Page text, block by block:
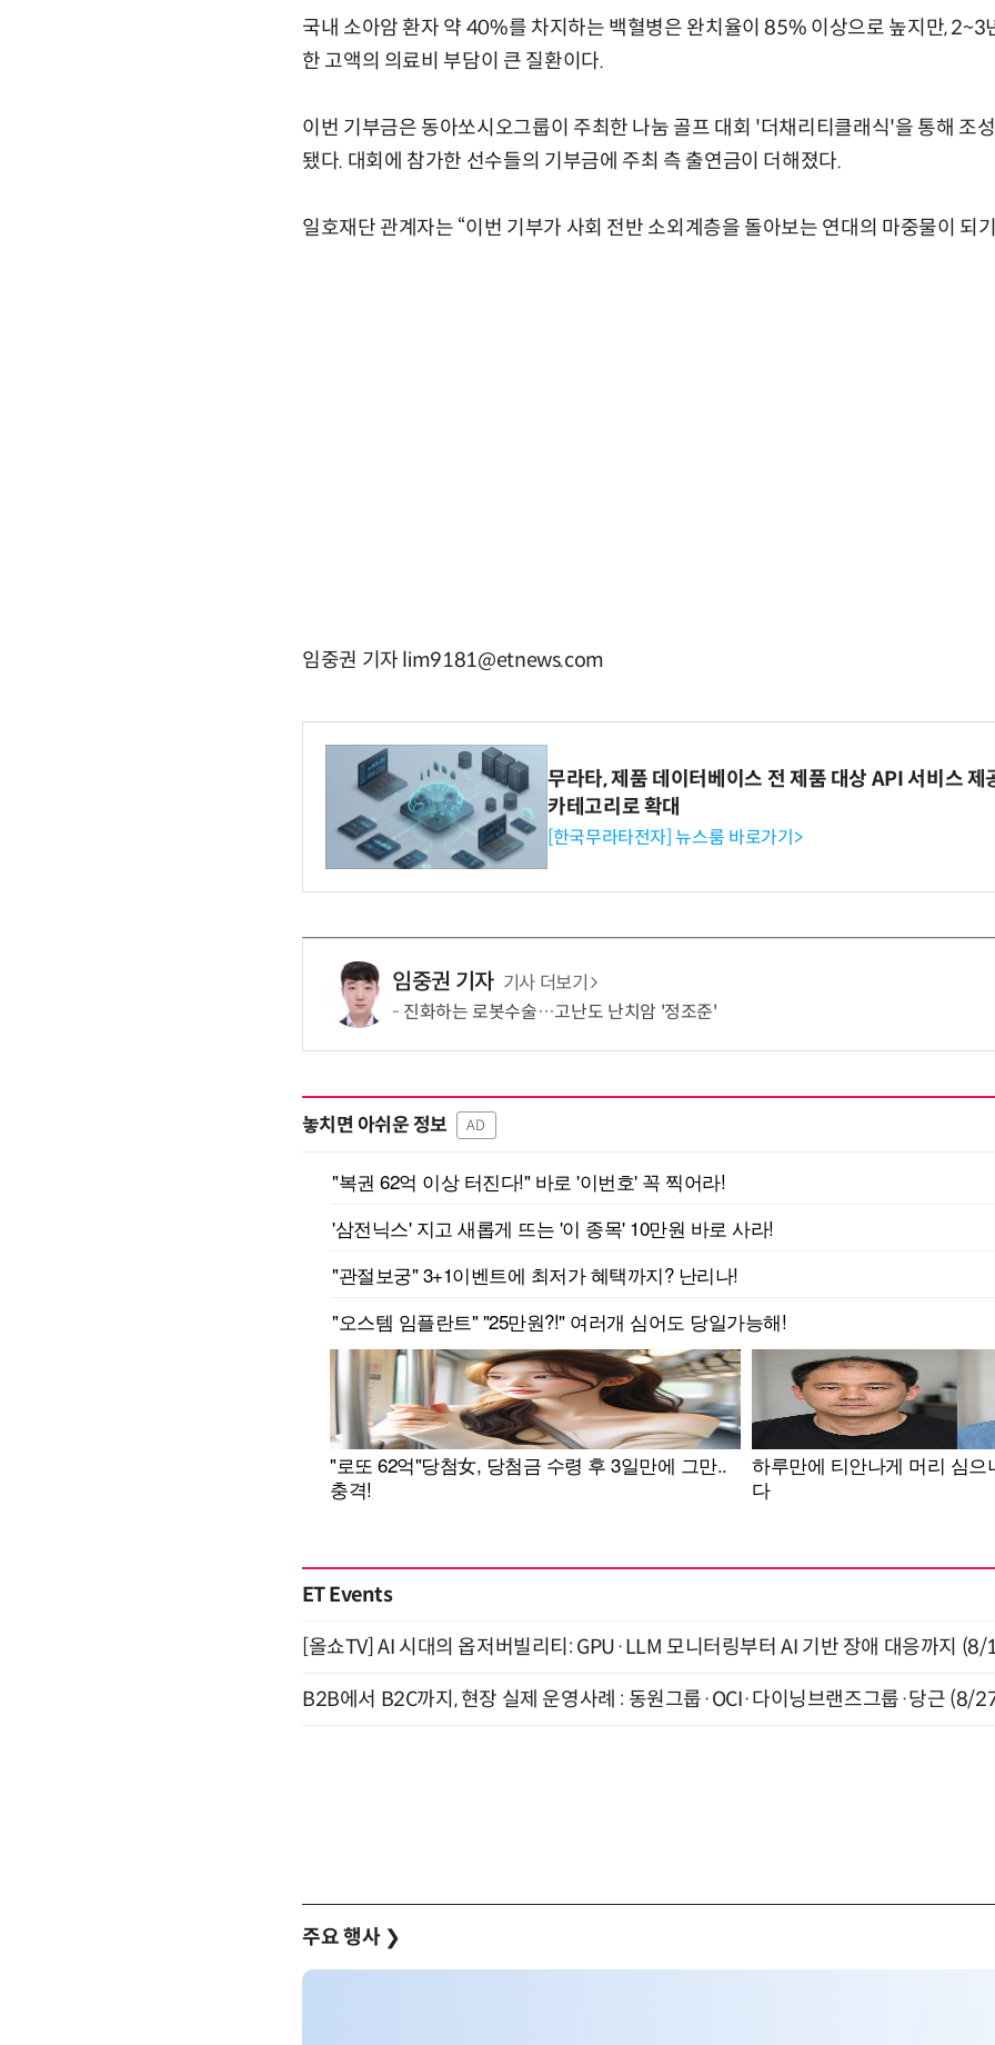
국내 소아암 환자 약 40%를 차지하는 백혈병은 완치율이 85% 이상으로 높지만, 2~3
한 고액의 의료비 부담이 큰 질환이다.
이번 기부금은 동아쏘시오그룹이 주최한 나눔 골프 대회 '더채리티클래식'을 통해 조
됐다. 대회에 참가한 선수들의 기부금에 주최 측 출연금이 더해졌다.
일호재단 관계자는 “이번 기부가 사회 전반 소외계층을 돌아보는 연대의 마중물이 되
임중권 기자 lim9181@etnews.com
무라타, 제품 데이터베이스 전 제품 대상 API 서비스
카테고리로 확대
[한국무라타전자] 뉴스룸 바로가기>
임중권 기자 기사 더보기
진화하는 로봇수술…고난도 난치암 '정조준'
놓치면 아쉬운 정보 AD
ET Events
[올쇼TV] AI 시대의 옵저버빌리티: GPU·LLM 모니터링부터 AI 기반 장애 대응까지
B2B에서 B2C까지, 현장 실제 운영사례 : 동원그룹·OCI·다이닝브랜즈그룹·당근 (8/
주요 행사 ❯